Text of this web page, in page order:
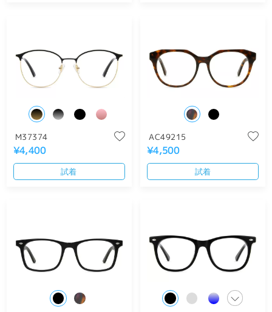
M37374
¥4,400
試着
AC49215
¥4,500
試着